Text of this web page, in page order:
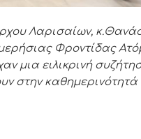
Λαρισαίων,
Φροντίδας
μια ειλικρινή
στην